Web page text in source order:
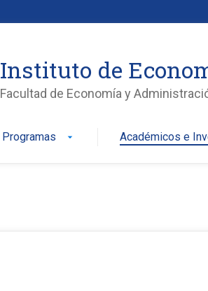
Instituto de
Facultad de Economía y
Programas arrow_drop_down Académicos e